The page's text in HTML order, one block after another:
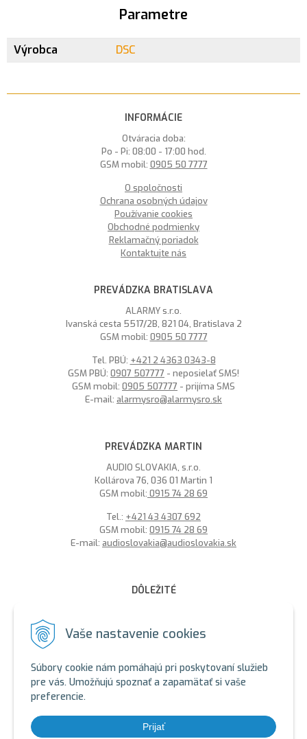
Vaše nastavenie cookies
Súbory cookie nám pomáhajú pri poskytovaní služieb
pre vás. Umožňujú spoznať a zapamätať si vaše
preferencie.
Prijať
Parametre
Výrobca DSC
INFORMÁCIE
Otváracia doba:
Po - Pi: 08:00 - 17:00 hod.
GSM mobil: 0905 50 7777
O spoločnosti
Ochrana osobných údajov
Používanie cookies
Obchodné podmienky
Reklamačný poriadok
Kontaktujte nás
PREVÁDZKA BRATISLAVA
ALARMY s.r.o.
Ivanská cesta 5517/2B, 821 04, Bratislava 2
GSM mobil: 0905 50 7777
Tel. PBÚ: +421 2 4363 0343-8
GSM PBÚ: 0907 507777 - neposielať SMS!
GSM mobil: 0905 507777 - prijíma SMS
E-mail: alarmysro@alarmysro.sk
PREVÁDZKA MARTIN
AUDIO SLOVAKIA, s.r.o.
Kollárova 76, 036 01 Martin 1
GSM mobil: 0915 74 28 69
Tel.: +421 43 4307 692
GSM mobil: 0915 74 28 69
E-mail: audioslovakia@audioslovakia.sk
DÔLEŽITÉ
Sme členmi spoločenstva SEWA, zabezpečujeme likvidáciu
sú zahrnuté v cene produktov.
SEWA - AUDIOSLOVAKIA s.r.o.
SEWA: https://www.sewa.sk/